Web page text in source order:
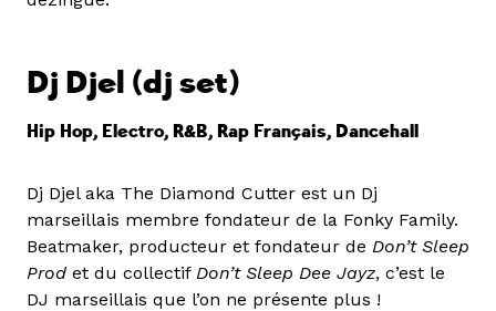
Dj Djel (dj set)
Hip Hop, Electro, R&B, Rap Français, Dancehall
Dj Djel aka The Diamond Cutter est un Dj
marseillais membre fondateur de la Fonky Family.
Beatmaker, producteur et fondateur de Don’t Sleep
Prod et du collectif Don’t Sleep Dee Jayz, c’est le
DJ marseillais que l’on ne présente plus !